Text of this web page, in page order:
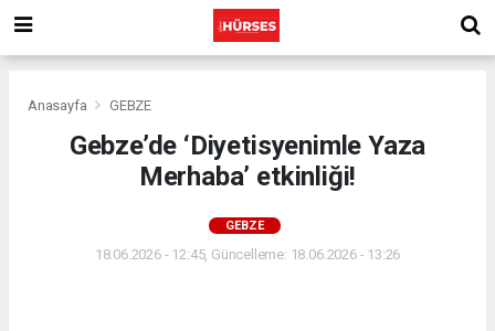
Anasayfa GEBZE
Gebze’de ‘Diyetisyenimle Yaza
Merhaba’ etkinliği!
GEBZE
18.06.2026 - 12:45, Güncelleme: 18.06.2026 - 13:26